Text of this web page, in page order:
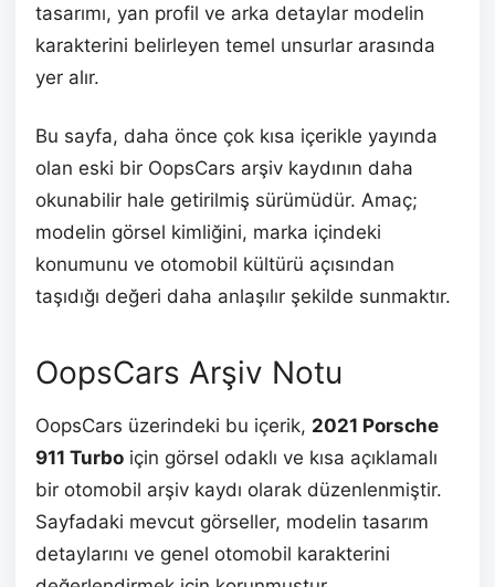
tasarımı, yan profil ve arka detaylar modelin
karakterini belirleyen temel unsurlar arasında
yer alır.
Bu sayfa, daha önce çok kısa içerikle yayında
olan eski bir OopsCars arşiv kaydının daha
okunabilir hale getirilmiş sürümüdür. Amaç;
modelin görsel kimliğini, marka içindeki
konumunu ve otomobil kültürü açısından
taşıdığı değeri daha anlaşılır şekilde sunmaktır.
OopsCars Arşiv Notu
OopsCars üzerindeki bu içerik, 2021 Porsche
911 Turbo için görsel odaklı ve kısa açıklamalı
bir otomobil arşiv kaydı olarak düzenlenmiştir.
Sayfadaki mevcut görseller, modelin tasarım
detaylarını ve genel otomobil karakterini